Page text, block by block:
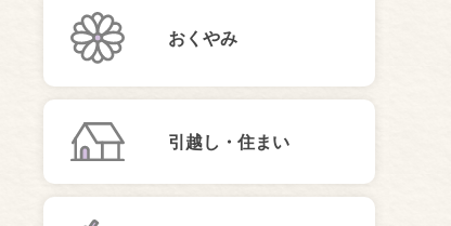
おくやみ
引越し・住まい